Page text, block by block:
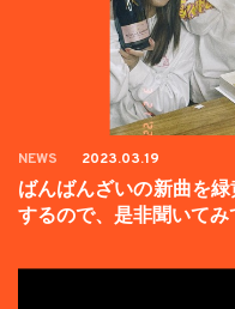
NEWS 2023.03.19
ばんばんざいの新曲を
するので、是非聞いてみ